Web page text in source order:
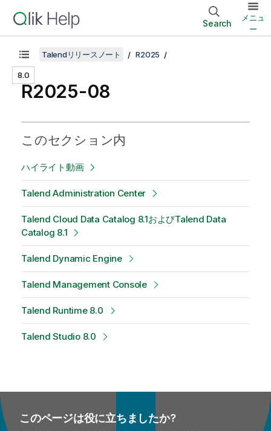
Search
メニュ
ー
8.0
Talendリリースノート R2025
R2025-08
このセクション内
ハイライト動画
Talend Administration Center
Talend Cloud Data Catalog 8.1およびTalend Data
Catalog 8.1
Talend Dynamic Engine
Talend Management Console
Talend Runtime 8.0
Talend Studio 8.0
このページは役に立ちましたか?